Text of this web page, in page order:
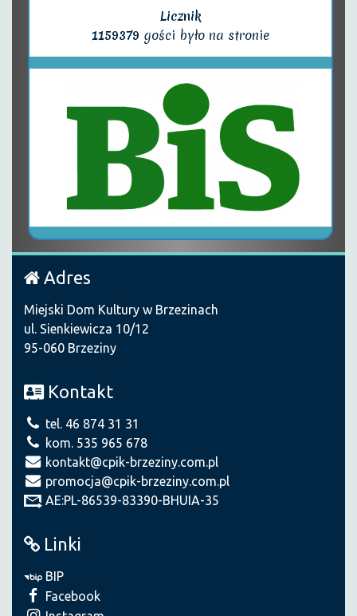
Licznik
1159379 gości było na stronie
Adres
Miejski Dom Kultury w Brzezinach
ul. Sienkiewicza 10/12
95-060 Brzeziny
Kontakt
tel. 46 874 31 31
kom. 535 965 678
kontakt@cpik-brzeziny.com.pl
promocja@cpik-brzeziny.com.pl
AE:PL-86539-83390-BHUIA-35
Linki
BIP
Facebook